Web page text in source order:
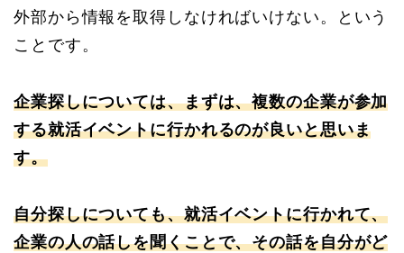
外部から情報を取得しなければいけない。という
ことです。
企業探しについては、まずは、複数の企業が参加
する就活イベントに行かれるのが良いと思いま
す。
自分探しについても、就活イベントに行かれて、
企業の人の話しを聞くことで、その話を自分がど